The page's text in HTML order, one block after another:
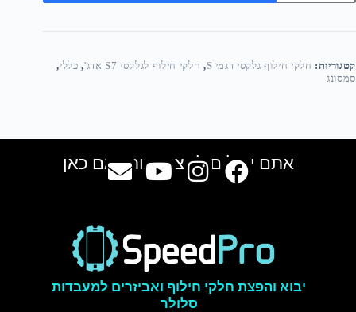
קטגוריות: חלקי חילוף גלקסי דגמי S , חלקי חילוף לגלקסי S7 אדג' , כללי,
סמסונג
אתם יכולים למצוא אותנו גם כאן
יבוא והפצת חלקי חילוף ואביזרים למעבדות
סלולר